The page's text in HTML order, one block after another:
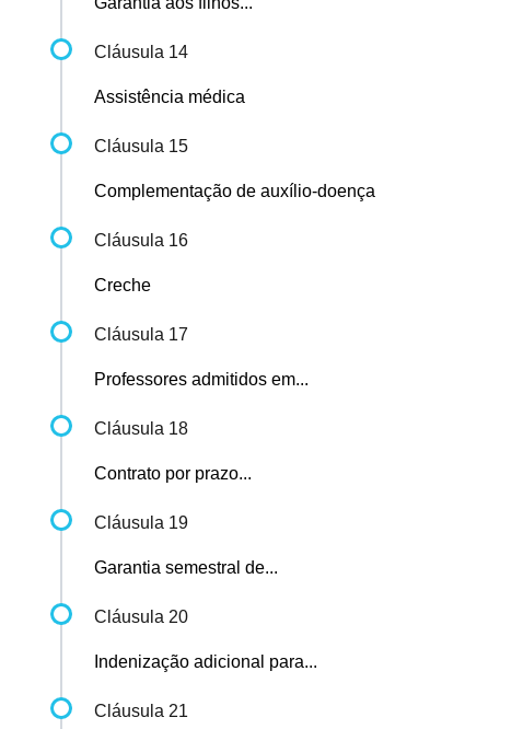
Cláusula 14
Assistência médica
Cláusula 15
Complementação de auxílio-doença
Cláusula 16
Creche
Cláusula 17
Professores admitidos em...
Cláusula 18
Contrato por prazo...
Cláusula 19
Garantia semestral de...
Cláusula 20
Indenização adicional para...
Cláusula 21